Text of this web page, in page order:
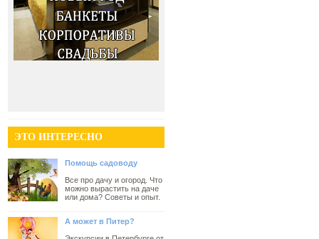
ЭТО ИНТЕРЕСНО
Помощь садоводу
Все про дачу и огород. Что
можно вырастить на даче
или дома? Советы и опыт.
А может в Питер?